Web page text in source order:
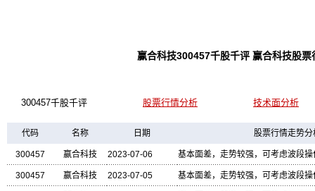
赢合科技300457千股千评 赢合科技股
300457千股千评 股票行情分析 技术面分析
代码 名称 日期 股票行情走势分
300457 赢合科技 2023-07-06 基本面差，走势较强，可考虑波段操
300457 赢合科技 2023-07-05 基本面差，走势较强，可考虑波段操